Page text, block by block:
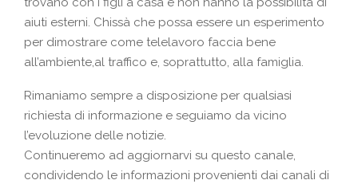
aiuti esterni. Chissà che possa essere un esperimento
per dimostrare come telelavoro faccia bene
all’ambiente,al traffico e, soprattutto, alla famiglia.
Rimaniamo sempre a disposizione per qualsiasi
richiesta di informazione e seguiamo da vicino
l’evoluzione delle notizie.
Continueremo ad aggiornarvi su questo canale,
condividendo le informazioni provenienti dai canali di